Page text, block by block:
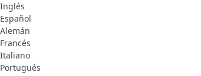
Inglés
Español
Alemán
Francés
Italiano
Portugués